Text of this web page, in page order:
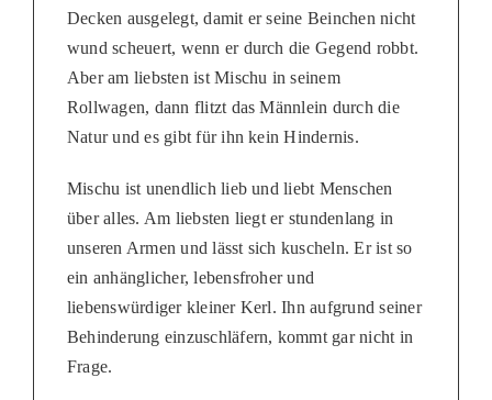
Decken ausgelegt, damit er seine Beinchen nicht
wund scheuert, wenn er durch die Gegend robbt.
Aber am liebsten ist Mischu in seinem
Rollwagen, dann flitzt das Männlein durch die
Natur und es gibt für ihn kein Hindernis.
Mischu ist unendlich lieb und liebt Menschen
über alles. Am liebsten liegt er stundenlang in
unseren Armen und lässt sich kuscheln. Er ist so
ein anhänglicher, lebensfroher und
liebenswürdiger kleiner Kerl. Ihn aufgrund seiner
Behinderung einzuschläfern, kommt gar nicht in
Frage.